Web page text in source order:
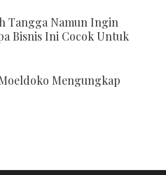
Tangga Namun Ingin
Bisnis Ini Cocok Untuk
Mengungkap